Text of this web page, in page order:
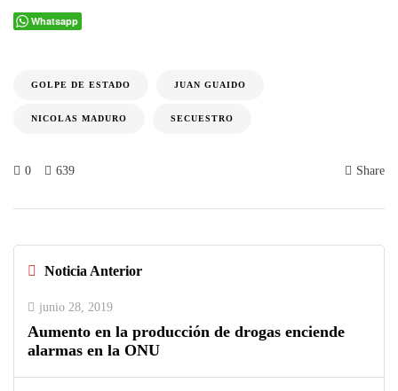
Whatsapp
GOLPE DE ESTADO JUAN GUAIDO
NICOLAS MADURO SECUESTRO
0 639 Share
Noticia Anterior
junio 28, 2019
Aumento en la producción de drogas enciende
alarmas en la ONU